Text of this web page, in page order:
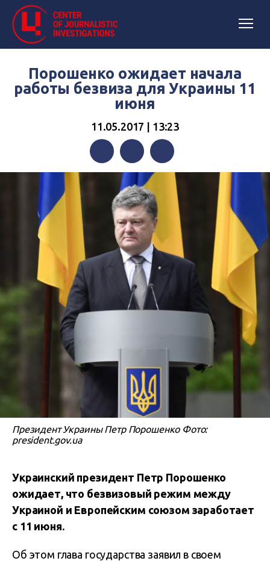
Порошенко ожидает начала
работы безвиза для Украины 11
июня
11.05.2017 | 13:23
FacebookTwitterTelegram
Президент Украины Петр Порошенко Фото:
president.gov.ua
Украинский президент Петр Порошенко
ожидает, что безвизовый режим между
Украиной и Европейским союзом заработает
с 11 июня.
Об этом глава государства заявил в своем